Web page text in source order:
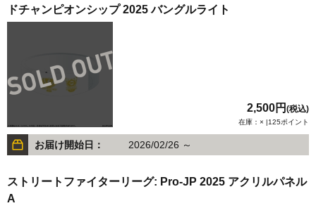
ドチャンピオンシップ 2025 バングルライト
2,500円 (税込)
在庫：× |125ポイント
お届け開始日： 2026/02/26 ～
ストリートファイターリーグ: Pro-JP 2025 アクリルパネル
A